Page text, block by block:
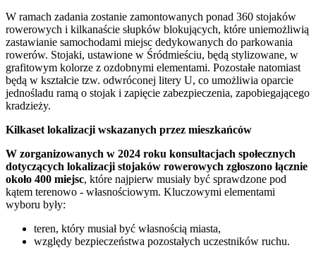
W ramach zadania zostanie zamontowanych ponad 360 stojaków
rowerowych i kilkanaście słupków blokujących, które uniemożliwią
zastawianie samochodami miejsc dedykowanych do parkowania
rowerów. Stojaki, ustawione w Śródmieściu, będą stylizowane, w
grafitowym kolorze z ozdobnymi elementami. Pozostałe natomiast
będą w kształcie tzw. odwróconej litery U, co umożliwia oparcie
jednośladu ramą o stojak i zapięcie zabezpieczenia, zapobiegającego
kradzieży.
Kilkaset lokalizacji wskazanych przez mieszkańców
W zorganizowanych w 2024 roku konsultacjach społecznych
dotyczących lokalizacji stojaków rowerowych zgłoszono łącznie
około 400 miejsc, które najpierw musiały być sprawdzone pod
kątem terenowo - własnościowym. Kluczowymi elementami
wyboru były:
teren, który musiał być własnością miasta,
względy bezpieczeństwa pozostałych uczestników ruchu.